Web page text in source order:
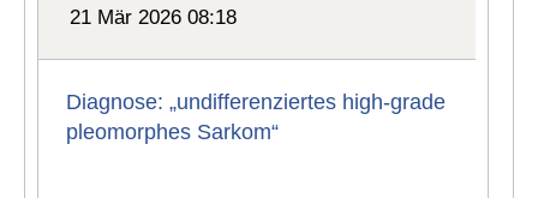
21 Mär 2026 08:18
Diagnose: „undifferenziertes high-grade
pleomorphes Sarkom“